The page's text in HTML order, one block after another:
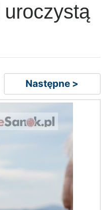
uroczystą
Następne >